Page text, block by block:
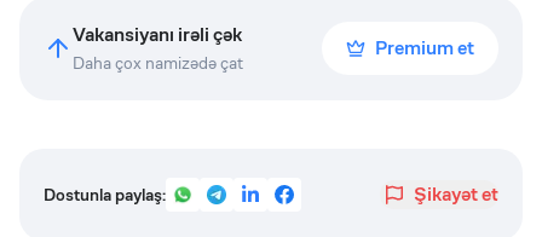
Vakansiyanı irəli çək
Daha çox namizədə çat
Premium et
Dostunla paylaş: Şikayət et